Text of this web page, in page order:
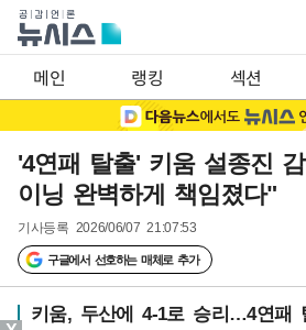
메인 랭킹 섹션
'4연패 탈출' 키움 설종진
이닝 완벽하게 책임졌다"
기사등록 2026/06/07 21:07:53
구글에서 선호하는 매체로 추가
키움, 두산에 4-1로 승리…4연패